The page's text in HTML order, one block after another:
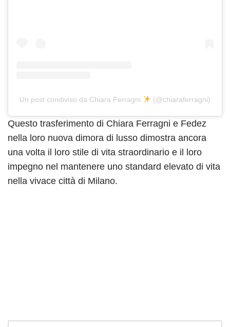
Un post condiviso da Chiara Ferragni (@chiaraferragni)
Questo trasferimento di Chiara Ferragni e Fedez
nella loro nuova dimora di lusso dimostra ancora
una volta il loro stile di vita straordinario e il loro
impegno nel mantenere uno standard elevato di vita
nella vivace città di Milano.